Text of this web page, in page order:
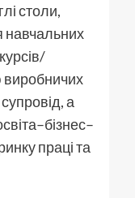
столи,
навчальних
виробничих
а
праці та